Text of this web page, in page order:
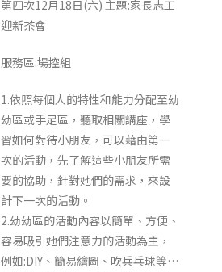
第四次12月18日(六) 主題:家長志工
迎新茶會
服務區:場控組
1.依照每個人的特性和能力分配至幼
幼區或手足區，聽取相關講座，學
習如何對待小朋友，可以藉由第一
次的活動，先了解這些小朋友所需
要的協助，針對她們的需求，來設
計下一次的活動。
2.幼幼區的活動內容以簡單、方便、
容易吸引她們注意力的活動為主，
例如:DIY、簡易繪圖、吹兵乓球等…